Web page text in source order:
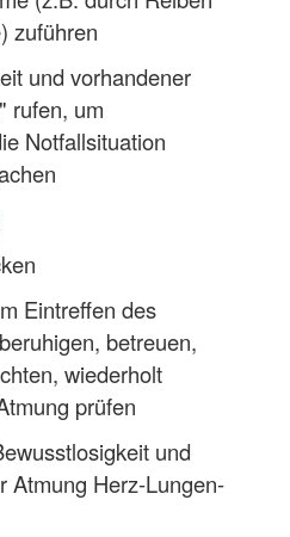
zuführen
und vorhandener
rufen, um
Notfallsituation
Eintreffen des
betreuen,
wiederholt
prüfen
und
Atmung Herz-Lungen-